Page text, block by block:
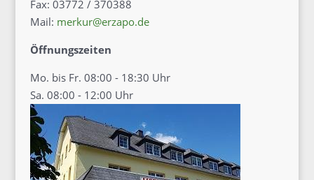
Fax: 03772 / 370388
Mail: merkur@erzapo.de
Öffnungszeiten
Mo. bis Fr. 08:00 - 18:30 Uhr
Sa. 08:00 - 12:00 Uhr